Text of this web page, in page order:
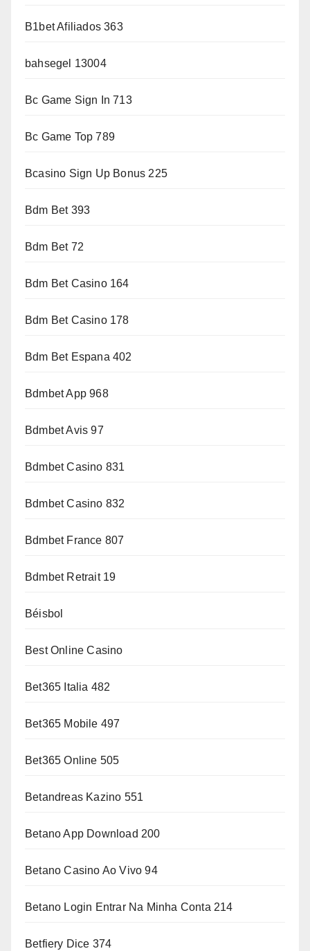
B1bet Afiliados 363
bahsegel 13004
Bc Game Sign In 713
Bc Game Top 789
Bcasino Sign Up Bonus 225
Bdm Bet 393
Bdm Bet 72
Bdm Bet Casino 164
Bdm Bet Casino 178
Bdm Bet Espana 402
Bdmbet App 968
Bdmbet Avis 97
Bdmbet Casino 831
Bdmbet Casino 832
Bdmbet France 807
Bdmbet Retrait 19
Béisbol
Best Online Casino
Bet365 Italia 482
Bet365 Mobile 497
Bet365 Online 505
Betandreas Kazino 551
Betano App Download 200
Betano Casino Ao Vivo 94
Betano Login Entrar Na Minha Conta 214
Betfiery Dice 374